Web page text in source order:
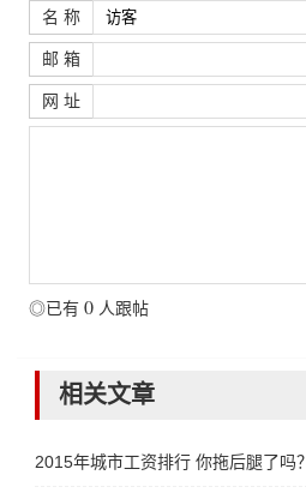
名 称
邮 箱
网 址
◎已有 0 人跟帖
相关文章
2015年城市工资排行 你拖后腿了吗？